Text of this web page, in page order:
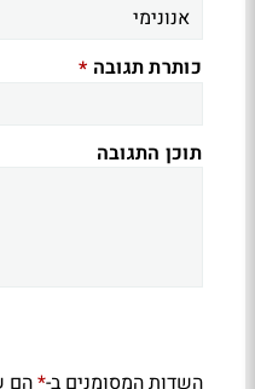
כותרת תגובה *
תוכן התגובה
השדות המסומנים ב-*הם